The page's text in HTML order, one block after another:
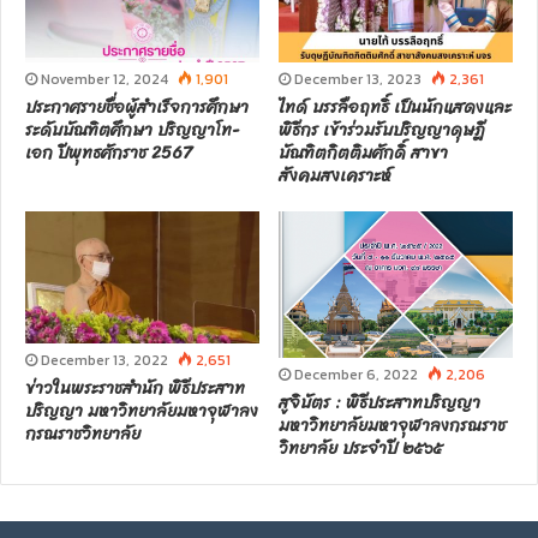
November 12, 2024 1,901
ประกาศรายชื่อผู้สำเร็จการศึกษา
ระดับบัณฑิตศึกษา ปริญญาโท-
เอก ปีพุทธศักราช 2567
December 13, 2023 2,361
ไทด์ บรรลือฤทธิ์ เป็นนักแสดงและ
พิธีกร เข้าร่วมรับปริญญาดุษฎี
บัณฑิตกิตติมศักดิ์ สาขา
สังคมสงเคราะห์
December 13, 2022 2,651
ข่าวในพระราชสำนัก พิธีประสาท
ปริญญา มหาวิทยาลัยมหาจุฬาลง
กรณราชวิทยาลัย
December 6, 2022 2,206
สูจิบัตร : พิธีประสาทปริญญา
มหาวิทยาลัยมหาจุฬาลงกรณราช
วิทยาลัย ประจำปี ๒๕๖๕